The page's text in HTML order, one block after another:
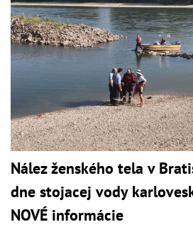
Nález ženského tela v
dne stojacej vody
NOVÉ informácie